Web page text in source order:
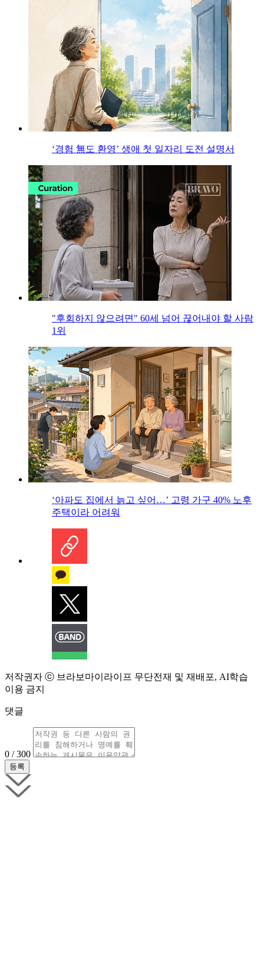
‘경험 無도 환영’ 생애 첫 일자리 도전 설명서
"후회하지 않으려면" 60세 넘어 끊어내야 할 사람
1위
‘아파도 집에서 늙고 싶어…’ 고령 가구 40% 노후
주택이라 어려워
저작권자 ⓒ 브라보마이라이프 무단전재 및 재배포, AI학습
이용 금지
댓글
0 / 300